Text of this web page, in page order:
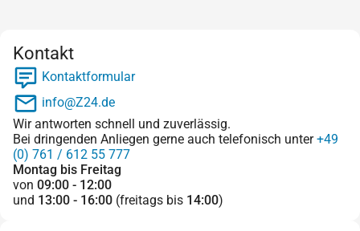
Kontakt
Kontaktformular
info@Z24.de
Wir antworten schnell und zuverlässig.
Bei dringenden Anliegen gerne auch telefonisch unter+49
(0) 761 / 612 55 777
Montag bis Freitag
von 09:00 - 12:00
und 13:00 - 16:00 (freitags bis 14:00)